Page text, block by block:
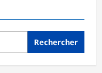
Rechercher